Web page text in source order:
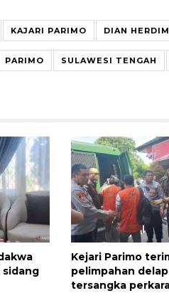
KAJARI PARIMO DIAN
PARIMO SULAWESI TENGAH
sidang
Kejari Parimo
pelimpahan
tersangka